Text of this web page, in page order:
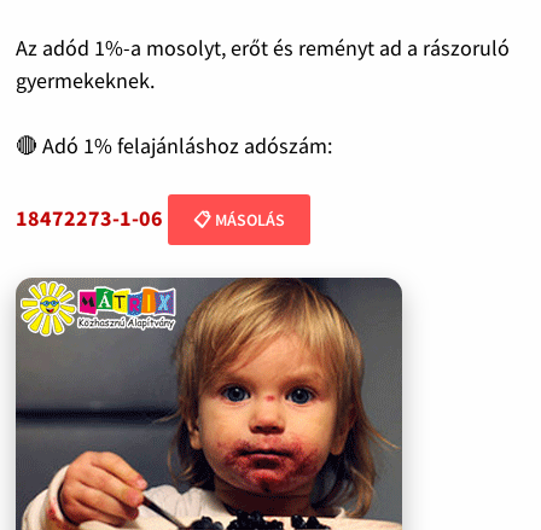
Az adód 1%-a mosolyt, erőt és reményt ad a rászoruló
gyermekeknek.
🔴 Adó 1% felajánláshoz adószám:
18472273-1-06 📋 MÁSOLÁS